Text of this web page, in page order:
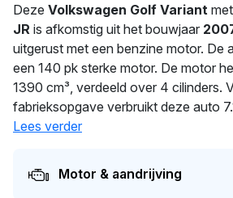
Deze Volkswagen Golf Variant
JR is afkomstig uit het bouwjaar
uitgerust met een benzine motor. De
een 140 pk sterke motor. De motor
1390 cm³, verdeeld over 4 cilinders.
fabrieksopgave verbruikt deze auto
1.428 kg ligt deze auto stevig op de
moet over 99 dagen opnieuw APK-
auto heeft sinds de registratie 2 keer
Lees verder
Motor & aandrijving